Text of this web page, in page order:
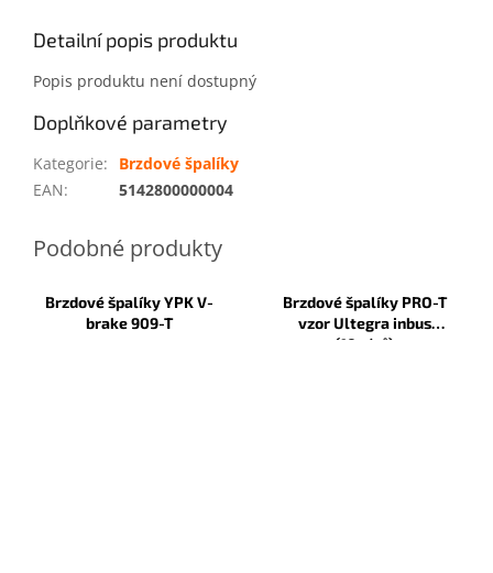
Detailní popis produktu
Popis produktu není dostupný
Doplňkové parametry
Kategorie:
Brzdové špalíky
EAN: 5142800000004
Brzdové špalíky YPK V-
brake 909-T
Brzdové špalíky PRO-T
vzor Ultegra inbus
(10párů)